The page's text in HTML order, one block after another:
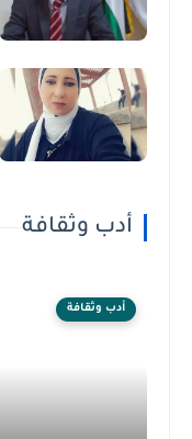
أدب وثقافة
أدب وثقافة